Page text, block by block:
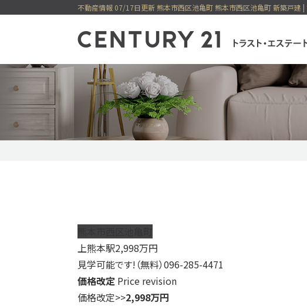
不動産情報 07/17日更新 熊本市西区池亀町 熊本市西区池亀町 新築戸建 |
センチュリー21
上熊本駅2,998万円
見学可能です!（無料）096-285-4471
価格改定 Price revision
価格改定>>2,998万円